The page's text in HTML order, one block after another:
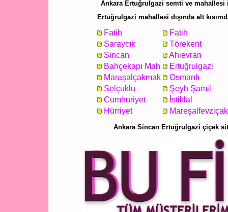
Ankara Ertuğrulgazi semti ve
Ertuğrulgazi mahallesi dışında alt
Fatih
Fatih
Saraycık
Törekent
Sincan
Ahievran
Bahçekapı Mah
Ertuğrulgazi
Maraşalçakmak
Osmanlı
Selçuklu
Şeyh Şamil
Cumhuriyet
İstiklal
Hürriyet
Ankara Sincan Ertuğrulgazi çiçek